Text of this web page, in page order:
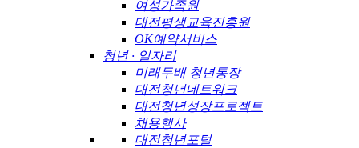
여성가족원
대전평생교육진흥원
OK예약서비스
청년 · 일자리
미래두배 청년통장
대전청년네트워크
대전청년성장프로젝트
채용행사
대전청년포털